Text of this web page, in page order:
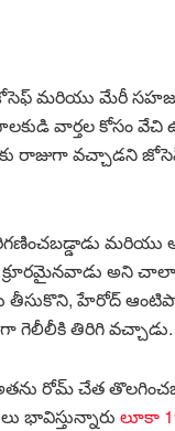
మరియు మేరీ
వార్తల కోసం వేచి
వచ్చాడని జోసెఫ్
క్రూరమైనవాడు అని
తీసుకొని, హేరోద్
గెలీలీకి తిరిగి వచ్చాడు.
రోమ్ చేత
భావిస్తున్నారు లూకా